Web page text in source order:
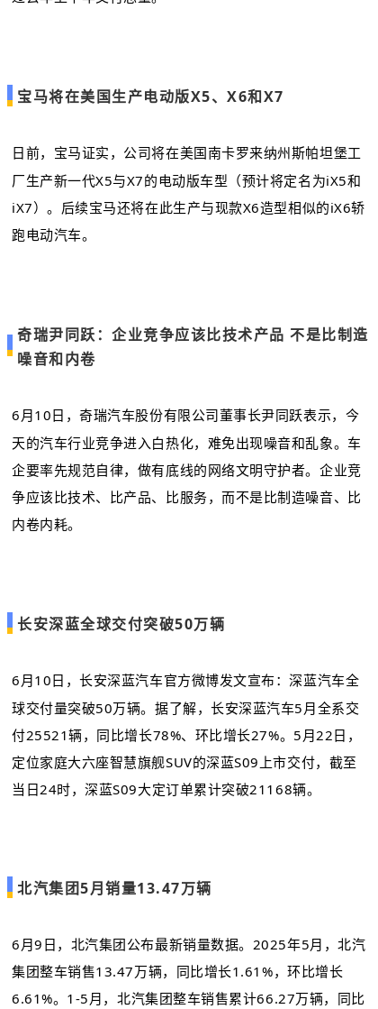
宝马将在美国生产电动版X5、X6和X7
日前，宝马证实，公司将在美国南卡罗来纳州斯帕坦堡工
厂生产新一代X5与X7的电动版车型（预计将定名为iX5和
iX7）。后续宝马还将在此生产与现款X6造型相似的iX6轿
跑电动汽车。
奇瑞尹同跃：企业竞争应该比技术产品 不是比制造
噪音和内卷
6月10日，奇瑞汽车股份有限公司董事长尹同跃表示，今
天的汽车行业竞争进入白热化，难免出现噪音和乱象。车
企要率先规范自律，做有底线的网络文明守护者。企业竞
争应该比技术、比产品、比服务，而不是比制造噪音、比
内卷内耗。
长安深蓝全球交付突破50万辆
6月10日，长安深蓝汽车官方微博发文宣布：深蓝汽车全
球交付量突破50万辆。据了解，长安深蓝汽车5月全系交
付25521辆，同比增长78%、环比增长27%。5月22日，
定位家庭大六座智慧旗舰SUV的深蓝S09上市交付，截至
当日24时，深蓝S09大定订单累计突破21168辆。
北汽集团5月销量13.47万辆
6月9日，北汽集团公布最新销量数据。2025年5月，北汽
集团整车销售13.47万辆，同比增长1.61%，环比增长
6.61%。1-5月，北汽集团整车销售累计66.27万辆，同比